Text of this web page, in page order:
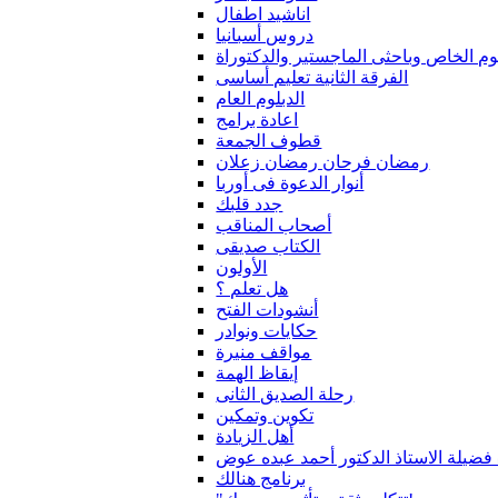
اناشيد اطفال
دروس أسبانيا
الخاص وباحثى الماجستير والدكتوراة
الفرقة الثانية تعليم أساسى
الدبلوم العام
اعادة برامج
قطوف الجمعة
رمضان فرحان رمضان زعلان
أنوار الدعوة فى أوربا
جدد قلبك
أصحاب المناقب
الكتاب صديقى
الأولون
هل تعلم ؟
أنشودات الفتح
حكايات ونوادر
مواقف منيرة
إيقاظ الهمة
رحلة الصديق الثانى
تكوين وتمكين
أهل الزيادة
فضيلة الاستاذ الدكتور أحمد عبده عوض
برنامج هنالك